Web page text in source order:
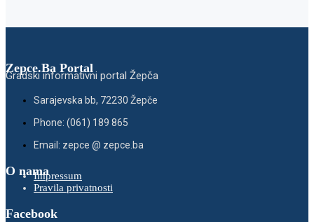
Zepce.Ba Portal
Gradski informativni portal Žepča
Sarajevska bb, 72230 Žepče
Phone: (061) 189 865
Email: zepce @ zepce.ba
O namaImpressum
Pravila privatnosti
Facebook